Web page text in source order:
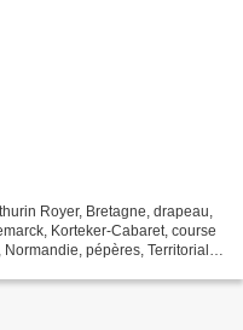
Royer, Bretagne, drapeau,
Korteker-Cabaret, course
pépères, Territoriale,